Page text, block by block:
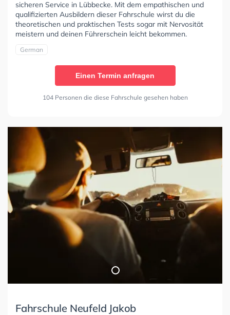
sicheren Service in Lübbecke. Mit dem empathischen und
qualifizierten Ausbildern dieser Fahrschule wirst du die
theoretischen und praktischen Tests sogar mit Nervosität
meistern und deinen Führerschein leicht bekommen.
German
Einen Termin anfragen
104 Personen die diese Fahrschule gesehen haben
Fahrschule Neufeld Jakob